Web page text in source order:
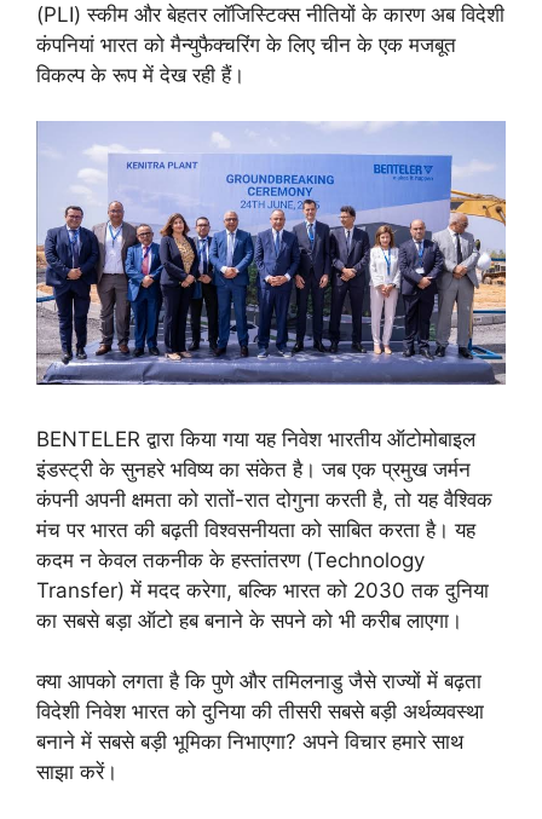
(PLI) स्कीम और बेहतर लॉजिस्टिक्स नीतियों के कारण अब विदेशी
कंपनियां भारत को मैन्युफैक्चरिंग के लिए चीन के एक मजबूत
विकल्प के रूप में देख रही हैं।
BENTELER द्वारा किया गया यह निवेश भारतीय ऑटोमोबाइल
इंडस्ट्री के सुनहरे भविष्य का संकेत है। जब एक प्रमुख जर्मन
कंपनी अपनी क्षमता को रातों-रात दोगुना करती है, तो यह वैश्विक
मंच पर भारत की बढ़ती विश्वसनीयता को साबित करता है। यह
कदम न केवल तकनीक के हस्तांतरण (Technology
Transfer) में मदद करेगा, बल्कि भारत को 2030 तक दुनिया
का सबसे बड़ा ऑटो हब बनाने के सपने को भी करीब लाएगा।
क्या आपको लगता है कि पुणे और तमिलनाडु जैसे राज्यों में बढ़ता
विदेशी निवेश भारत को दुनिया की तीसरी सबसे बड़ी अर्थव्यवस्था
बनाने में सबसे बड़ी भूमिका निभाएगा? अपने विचार हमारे साथ
साझा करें।